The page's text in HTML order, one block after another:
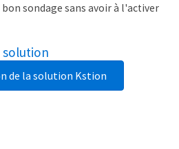
sondage sans avoir à l'activer
solution
de la solution Kstion